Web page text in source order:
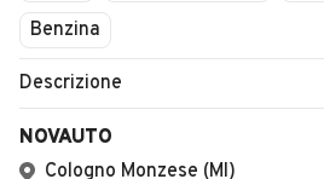
Benzina
Descrizione
NOVAUTO
Cologno Monzese (MI)